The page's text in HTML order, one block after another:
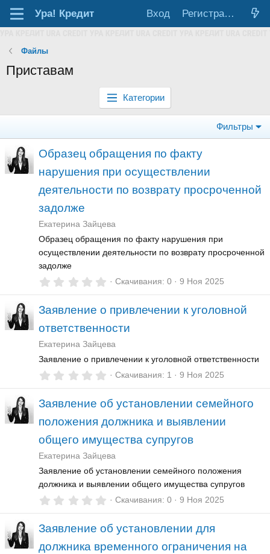
Ура! Кредит Вход Регистрация
Файлы
Приставам
Категории
Фильтры
Образец обращения по факту
нарушения при осуществлении
деятельности по возврату просроченной
задолже
Екатерина Зайцева
Образец обращения по факту нарушения при
осуществлении деятельности по возврату просроченной
задолже
0
0
в
з
д
Скачивания 0 9 Ноя 2025
Заявление о привлечении к уголовной
ответственности
Екатерина Зайцева
Заявление о привлечении к уголовной ответственности
0
0
в
з
Скачивания 1 9 Ноя 2025
Заявление об установлении семейного
положения должника и выявлении
общего имущества супругов
Екатерина Зайцева
Заявление об установлении семейного положения
должника и выявлении общего имущества супругов
0
0
в
Скачивания 0 9 Ноя 2025
Заявление об установлении для
должника временного ограничения на